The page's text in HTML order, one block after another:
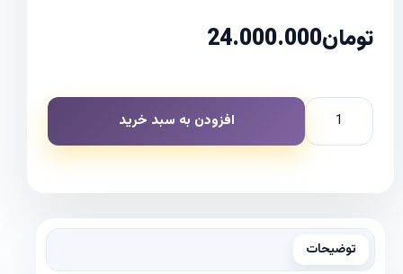
تومان24.000.000
افزودن به سبد خرید
توضیحات